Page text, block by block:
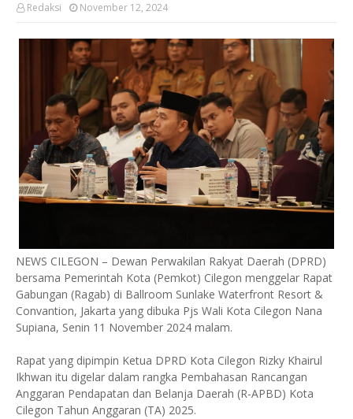
Redaksi November 12, 2024
NEWS CILEGON – Dewan Perwakilan Rakyat Daerah (DPRD)
bersama Pemerintah Kota (Pemkot) Cilegon menggelar Rapat
Gabungan (Ragab) di Ballroom Sunlake Waterfront Resort &
Convantion, Jakarta yang dibuka Pjs Wali Kota Cilegon Nana
Supiana, Senin 11 November 2024 malam.
Rapat yang dipimpin Ketua DPRD Kota Cilegon Rizky Khairul
Ikhwan itu digelar dalam rangka Pembahasan Rancangan
Anggaran Pendapatan dan Belanja Daerah (R-APBD) Kota
Cilegon Tahun Anggaran (TA) 2025.